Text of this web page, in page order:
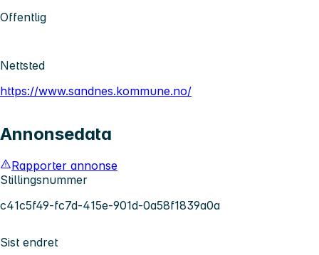
Offentlig
Nettsted
https://www.sandnes.kommune.no/
Annonsedata
Rapporter annonse
Stillingsnummer
c41c5f49-fc7d-415e-901d-0a58f1839a0a
Sist endret